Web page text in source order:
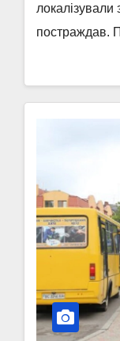
постраждав.